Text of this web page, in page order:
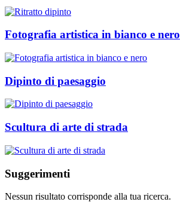
Fotografia artistica in bianco e nero
Dipinto di paesaggio
Scultura di arte di strada
Suggerimenti
Nessun risultato corrisponde alla tua ricerca.